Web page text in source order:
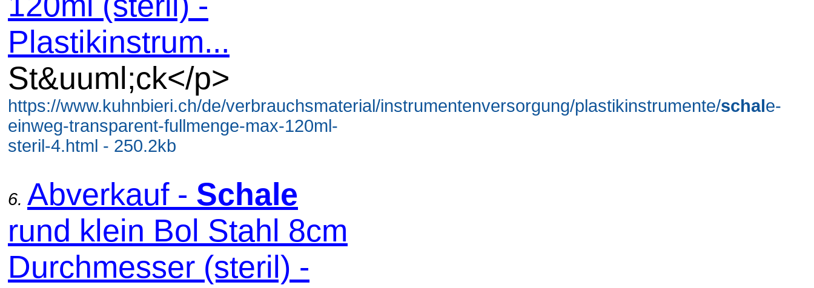
Plastikinstrum...
St&uuml;ck</p>
https://www.kuhnbieri.ch/de/verbrauchsmaterial/instrumentenversorgung/plastikinstrumente/schale-
einweg-transparent-fullmenge-max-120ml-
steril-4.html - 250.2kb
6. Abverkauf - Schale
rund klein Bol Stahl 8cm
Durchmesser (steril) -